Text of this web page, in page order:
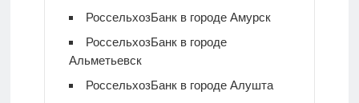
РоссельхозБанк в городе Амурск
РоссельхозБанк в городе
Альметьевск
РоссельхозБанк в городе Алушта